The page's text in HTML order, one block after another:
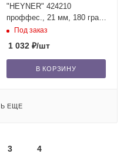
"HEYNER" 424210
проффес., 21 мм, 180 град.
вращения /40
Под заказ
1 032₽/шт
В КОРЗИНУ
ЕЩЕ
3 4